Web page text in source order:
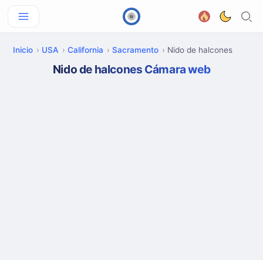
Inicio USA California Sacramento Nido de halcones
Nido de halcones Cámara web